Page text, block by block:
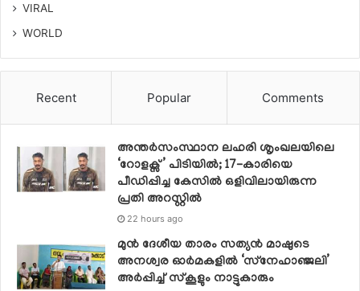
VIRAL
WORLD
Recent Popular Comments
അന്തർസംസ്ഥാന ലഹരി ശൃംഖലയിലെ
‘റോളക്സ്’ പിടിയിൽ; 17-കാരിയെ
പീഡിപ്പിച്ച കേസിൽ ഒളിവിലായിരുന്ന
പ്രതി അറസ്റ്റിൽ
22 hours ago
മുൻ ദേശീയ താരം സത്യൻ മാഷുടെ
അനശ്വര ഓർമകളിൽ ‘സ്‌നേഹാഞ്ജലി’
അർപ്പിച്ച് സ്കൂളും നാട്ടുകാരും